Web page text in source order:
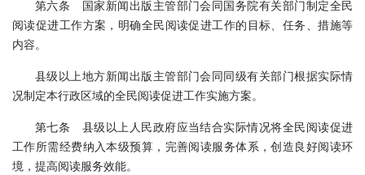
第六条 国家新闻出版主管部门会同国务院有关部门制定全民
阅读促进工作方案，明确全民阅读促进工作的目标、任务、措施等
内容。
县级以上地方新闻出版主管部门会同同级有关部门根据实际情
况制定本行政区域的全民阅读促进工作实施方案。
第七条 县级以上人民政府应当结合实际情况将全民阅读促进
工作所需经费纳入本级预算，完善阅读服务体系，创造良好阅读环
境，提高阅读服务效能。